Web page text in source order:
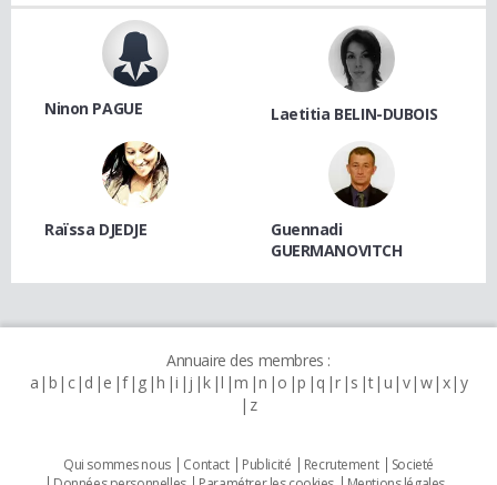
Ninon PAGUE Laetitia BELIN-DUBOIS
Raïssa DJEDJE
Guennadi
GUERMANOVITCH
Annuaire des membres :
a b c d e f g h i j k l m n o p q r s t u v w x y
z
Qui sommes nous Contact Publicité Recrutement
Societé